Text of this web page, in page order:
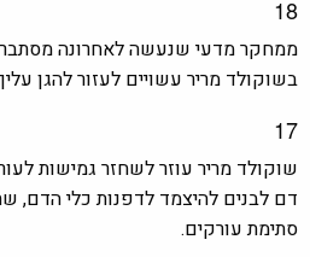
18
ממחקר מדעי שנעשה לאחרונה מסתבר
בשוקולד מריר עשויים לעזור להגן
17
שוקולד מריר עוזר לשחזר גמישות
דם לבנים להיצמד לדפנות כלי הדם,
סתימת עורקים.